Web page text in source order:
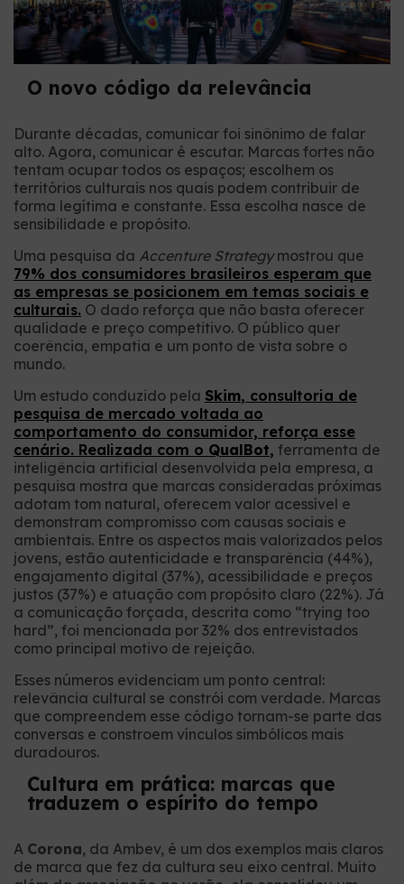
O novo código da relevância
Durante décadas, comunicar foi sinônimo de falar
alto. Agora, comunicar é escutar. Marcas fortes não
tentam ocupar todos os espaços; escolhem os
territórios culturais nos quais podem contribuir de
forma legítima e constante. Essa escolha nasce de
sensibilidade e propósito.
Uma pesquisa da Accenture Strategymostrou que
79% dos consumidores brasileiros esperam que
as empresas se posicionem em temas sociais e
culturais. O dado reforça que não basta oferecer
qualidade e preço competitivo. O público quer
coerência, empatia e um ponto de vista sobre o
mundo.
Um estudo conduzido pela Skim, consultoria de
pesquisa de mercado voltada ao
comportamento do consumidor, reforça esse
cenário. Realizada com o QualBot, ferramenta de
inteligência artificial desenvolvida pela empresa, a
pesquisa mostra que marcas consideradas próximas
adotam tom natural, oferecem valor acessível e
demonstram compromisso com causas sociais e
ambientais. Entre os aspectos mais valorizados pelos
jovens, estão autenticidade e transparência (44%),
engajamento digital (37%), acessibilidade e preços
justos (37%) e atuação com propósito claro (22%). Já
a comunicação forçada, descrita como “trying too
hard”, foi mencionada por 32% dos entrevistados
como principal motivo de rejeição.
Esses números evidenciam um ponto central:
relevância cultural se constrói com verdade. Marcas
que compreendem esse código tornam-se parte das
conversas e constroem vínculos simbólicos mais
duradouros.
Cultura em prática: marcas que
traduzem o espírito do tempo
A Corona, da Ambev, é um dos exemplos mais claros
de marca que fez da cultura seu eixo central. Muito